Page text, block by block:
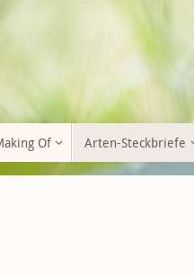
Of Arten-Steckbriefe